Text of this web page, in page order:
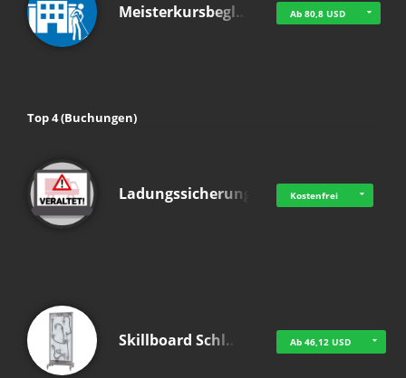
Meisterkursbegl… Ab 80,8 USD
Top 4 (Buchungen)
Ladungssicherung Kostenfrei
Skillboard Schl… Ab 46,12 USD